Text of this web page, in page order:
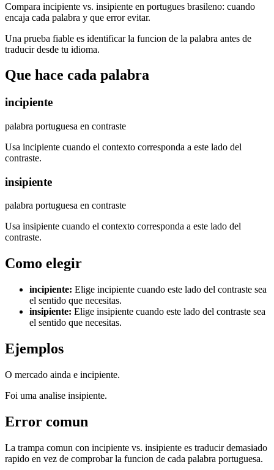
Compara incipiente vs. insipiente en portugues brasileno: cuando
encaja cada palabra y que error evitar.
Una prueba fiable es identificar la funcion de la palabra antes de
traducir desde tu idioma.
Que hace cada palabra
incipiente
palabra portuguesa en contraste
Usa incipiente cuando el contexto corresponda a este lado del
contraste.
insipiente
palabra portuguesa en contraste
Usa insipiente cuando el contexto corresponda a este lado del
contraste.
Como elegir
incipiente: Elige incipiente cuando este lado del contraste sea
el sentido que necesitas.
insipiente: Elige insipiente cuando este lado del contraste sea
el sentido que necesitas.
Ejemplos
O mercado ainda e incipiente.
Foi uma analise insipiente.
Error comun
La trampa comun con incipiente vs. insipiente es traducir demasiado
rapido en vez de comprobar la funcion de cada palabra portuguesa.